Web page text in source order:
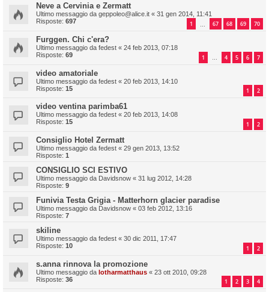
Neve a Cervinia e Zermatt
Ultimo messaggio da geppoleo@alice.it « 31 gen 2014, 11:41
Risposte: 697 1 67 68 69 70
Furggen. Chi c'era?
Ultimo messaggio da fedest « 24 feb 2013, 07:18
Risposte: 69 1 … 4 5 6 7
video amatoriale
Ultimo messaggio da fedest « 20 feb 2013, 14:10
Risposte: 15 1 2
video ventina parimba61
Ultimo messaggio da fedest « 20 feb 2013, 14:08
Risposte: 15 1 2
Consiglio Hotel Zermatt
Ultimo messaggio da fedest « 29 gen 2013, 13:52
Risposte: 1
CONSIGLIO SCI ESTIVO
Ultimo messaggio da Davidsnow « 31 lug 2012, 14:28
Risposte: 9
Funivia Testa Grigia - Matterhorn glacier paradise
Ultimo messaggio da Davidsnow « 03 feb 2012, 13:16
Risposte: 7
skiline
Ultimo messaggio da fedest « 30 dic 2011, 17:47
Risposte: 10 1 2
s.anna rinnova la promozione
Ultimo messaggio da lotharmatthaus « 23 ott 2010, 09:28
Risposte: 36 1 2 3 4